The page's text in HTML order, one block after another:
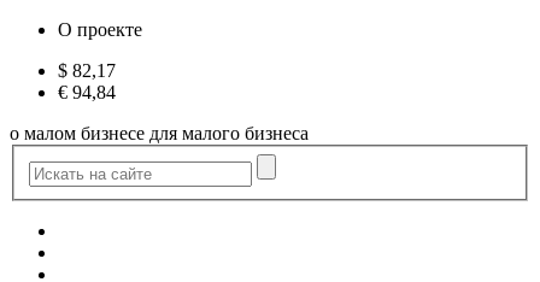
О проекте
$ 82,17
€ 94,84
о малом бизнесе для малого бизнеса